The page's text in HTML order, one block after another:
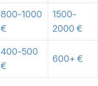
800-1000
€
1500-
2000 €
400-500
€
600+ €